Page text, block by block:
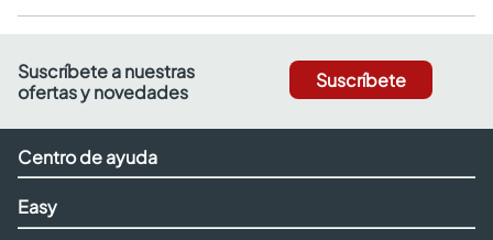
Suscríbete a nuestras
ofertas y novedades
Suscríbete
Centro de ayuda
Easy